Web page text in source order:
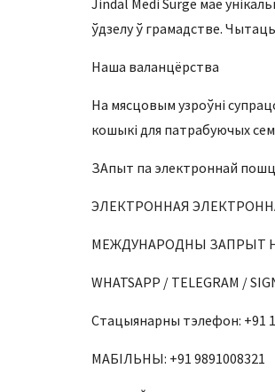
Jindal Medi Surge мае
ўдзелу ў грамадстве.
Наша валанцёрства
На мясцовым узроўні
кошыкі для патрабуючых
ЗАпыт па электроннай
ЭЛЕКТРОННАЯ
МЕЖДУНАРОДНЫ ЗАПРЫТ
WHATSAPP / TELEGRAM /
Стацыянарны тэлефон: +91
МАБІЛЬНЫ: +91 9891008321